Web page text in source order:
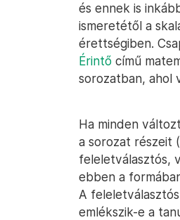
és ennek is
ismeretétől a
érettségiben.
Érintő című
sorozatban, ahol
Ha minden
a sorozat részeit (
feleletválasztós,
ebben a
A
emlékszik-e a